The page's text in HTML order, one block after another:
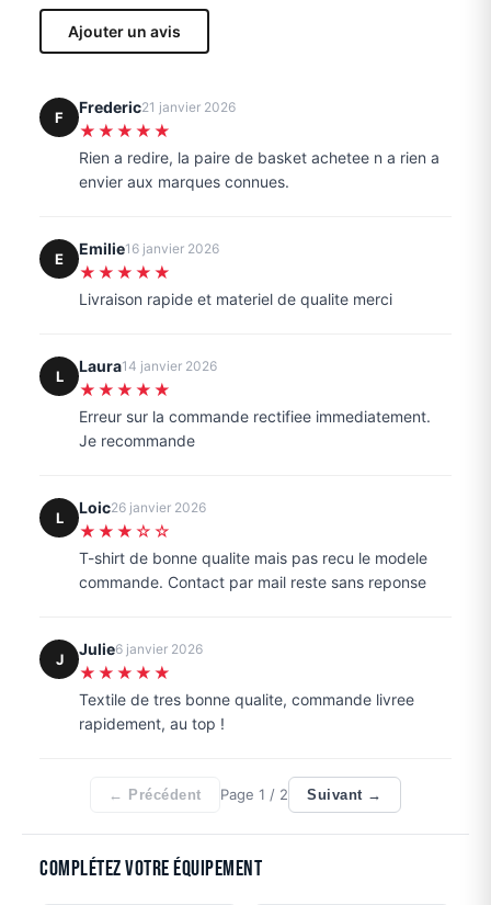
Ajouter un avis
F
Frederic21 janvier 2026
★★★★★
Rien a redire, la paire de basket achetee n a rien a
envier aux marques connues.
E
Emilie16 janvier 2026
★★★★★
Livraison rapide et materiel de qualite merci
L
Laura14 janvier 2026
★★★★★
Erreur sur la commande rectifiee immediatement.
Je recommande
L
Loic26 janvier 2026
★★★☆☆
T-shirt de bonne qualite mais pas recu le modele
commande. Contact par mail reste sans reponse
J
Julie6 janvier 2026
★★★★★
Textile de tres bonne qualite, commande livree
rapidement, au top !
← Précédent Page1 / 2 Suivant →
Complétez votre équipement